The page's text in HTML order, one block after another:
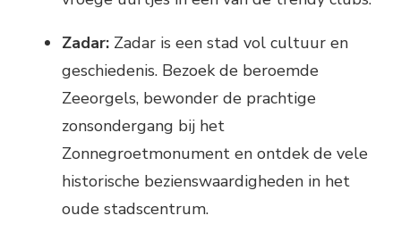
Zadar: Zadar is een stad vol cultuur en
geschiedenis. Bezoek de beroemde
Zeeorgels, bewonder de prachtige
zonsondergang bij het
Zonnegroetmonument en ontdek de vele
historische bezienswaardigheden in het
oude stadscentrum.